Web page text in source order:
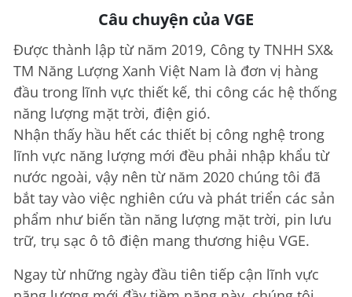
Câu chuyện của VGE
Được thành lập từ năm 2019, Công ty TNHH SX&
TM Năng Lượng Xanh Việt Nam là đơn vị hàng
đầu trong lĩnh vực thiết kế, thi công các hệ thống
năng lượng mặt trời, điện gió.
Nhận thấy hầu hết các thiết bị công nghệ trong
lĩnh vực năng lượng mới đều phải nhập khẩu từ
nước ngoài, vậy nên từ năm 2020 chúng tôi đã
bắt tay vào việc nghiên cứu và phát triển các sản
phẩm như biến tần năng lượng mặt trời, pin lưu
trữ, trụ sạc ô tô điện mang thương hiệu VGE.
Ngay từ những ngày đầu tiên tiếp cận lĩnh vực